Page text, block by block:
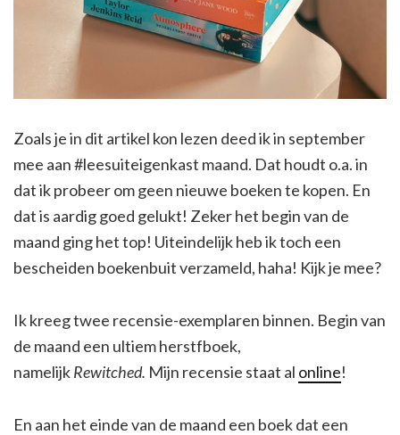
Zoals je in dit artikel kon lezen deed ik in september
mee aan #leesuiteigenkast maand. Dat houdt o.a. in
dat ik probeer om geen nieuwe boeken te kopen. En
dat is aardig goed gelukt! Zeker het begin van de
maand ging het top! Uiteindelijk heb ik toch een
bescheiden boekenbuit verzameld, haha! Kijk je mee?
Ik kreeg twee recensie-exemplaren binnen. Begin van
de maand een ultiem herstfboek,
namelijkRewitched. Mijn recensie staat al online!
En aan het einde van de maand een boek dat een